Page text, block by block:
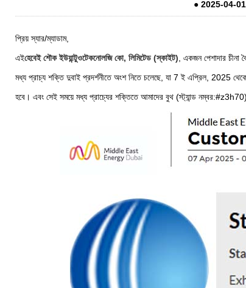
● 2025-04-01
প্রিয় স্যার/ম্যাডাম,
এইহেবেই শৌক ইউয়ান্টুওটেকনোলজি কো, লিমিটেড (স্কাইট) , একজন পেশাদার
মধ্য প্রাচ্য শক্তি দুবাই প্রদর্শনীতে অংশ নিতে চলেছে, যা 7 ই এপ্রিল, 2025
হবে। এবং সেই সময়ে মধ্য প্রাচ্যের শক্তিতে আমাদের বুথ (স্ট্যান্ড